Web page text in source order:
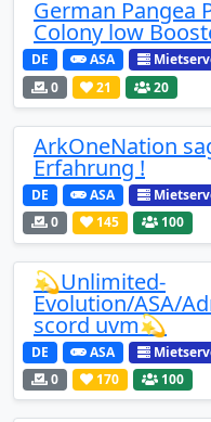
German Pangea
Colony low
DE ASA
0
21 20
ArkOneNation
Erfahrung !
DE ASA
0
145 100
💫Unlimited-
Evolution/ASA/
scord uvm💫
DE ASA
0
170 100